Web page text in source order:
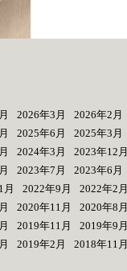
2026年3月 2026年2月
2025年6月 2025年3月
2024年3月 2023年12月
2023年7月 2023年6月
月 2022年9月 2022年2月
2020年11月 2020年8月
2019年11月 2019年9月
2019年2月 2018年11月